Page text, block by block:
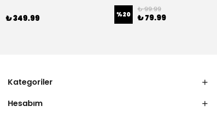
₺ 349.99 %20
₺ 99.99
₺ 79.99
Kategoriler
Hesabım